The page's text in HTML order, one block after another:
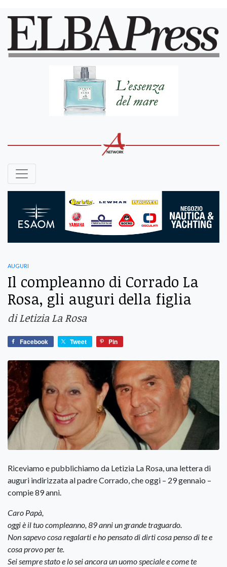
auguri
Il compleanno di Corrado La
Rosa, gli auguri della figlia
di Letizia La Rosa
Facebook Tweet Pin
Riceviamo e pubblichiamo da Letizia La Rosa, una lettera di
auguri indirizzata al padre Corrado, che oggi – 29 gennaio –
compie 89 anni.
Caro Papà,
oggi è il tuo compleanno, 89 anni un grande traguardo.
Non sapevo cosa regalarti e ho pensato di dirti cosa penso di te e
cosa provo per te.
Sei sempre stato e lo sei ancora un uomo speciale e come te